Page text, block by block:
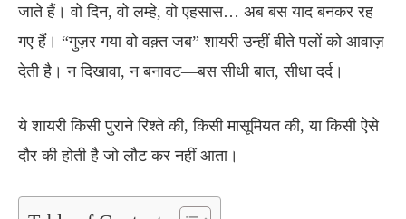
जाते हैं। वो दिन, वो लम्हे, वो एहसास… अब बस याद बनकर रह
गए हैं। “गुज़र गया वो वक़्त जब” शायरी उन्हीं बीते पलों को आवाज़
देती है। न दिखावा, न बनावट—बस सीधी बात, सीधा दर्द।
ये शायरी किसी पुराने रिश्ते की, किसी मासूमियत की, या किसी ऐसे
दौर की होती है जो लौट कर नहीं आता।